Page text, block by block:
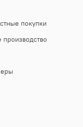
покупки
производство